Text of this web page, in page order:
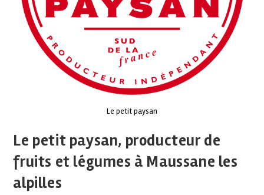
Le petit paysan
Le petit paysan, producteur de
fruits et légumes à Maussane les
alpilles